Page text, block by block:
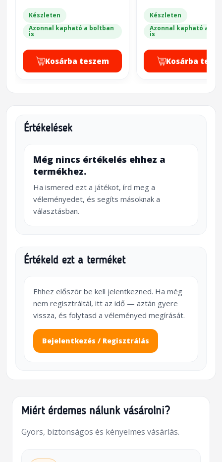
Készleten
Azonnal kapható a boltban
is
Kosárba teszem
Készleten
Azonnal kapható a
is
Kosárba
Értékelések
Még nincs értékelés ehhez a
termékhez.
Ha ismered ezt a játékot, írd meg a
véleményedet, és segíts másoknak a
választásban.
Értékeld ezt a terméket
Ehhez először be kell jelentkezned. Ha még
nem regisztráltál, itt az idő — aztán gyere
vissza, és folytasd a véleményed megírását.
Bejelentkezés / Regisztrálás
Miért érdemes nálunk vásárolni?
Gyors, biztonságos és kényelmes vásárlás.